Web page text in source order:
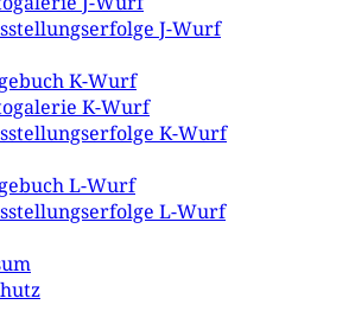
J-Wurf
K-Wurf
K-Wurf
K-Wurf
L-Wurf
L-Wurf